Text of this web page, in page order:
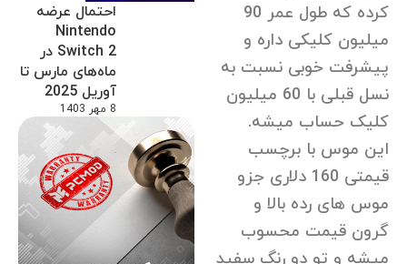
احتمال عرضه
Nintendo
Switch 2 در
ماه‌های مارس تا
آوریل 2025
8 مهر 1403
کرده که طول عمر 90
میلیون کلیکی داره و
پیشرفت خوبی نسبت به
نسل قبلی با 60 میلیون
کلیک حساب میشه.
این موس با برچسب
قیمتی 160 دلاری جزو
موس های رده بالا و
گرون قیمت محسوب
میشه و تو دو رنگ سفید